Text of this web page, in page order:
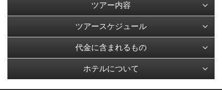
ツアー内容
ツアースケジュール
代金に含まれるもの
ホテルについて